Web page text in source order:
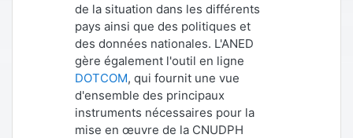
de la situation dans les différents
pays ainsi que des politiques et
des données nationales. L'ANED
gère également l'outil en ligne
DOTCOM, qui fournit une vue
d'ensemble des principaux
instruments nécessaires pour la
mise en œuvre de la CNUDPH